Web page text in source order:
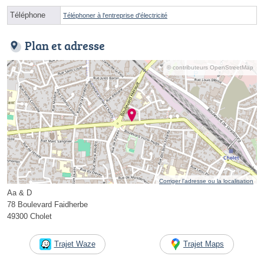
Téléphone Téléphoner à l'entreprise d'électricité
Plan et adresse
© contributeurs OpenStreetMap
Corriger l’adresse ou la localisation
Aa & D
78 Boulevard Faidherbe
49300 Cholet
Trajet Waze Trajet Maps